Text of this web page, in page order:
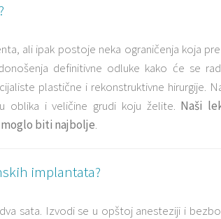
ali ipak postoje neka ograničenja koja
definitivne odluke kako će se
plastične i rekonstruktivne hirurgije.
oblika i veličine grudi koju želite. Naši
biti najbolje.
implantata?
sata. Izvodi se u opštoj anesteziji i